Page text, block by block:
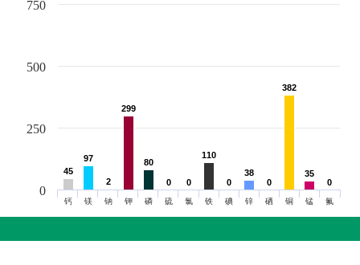
45
45
97
97
2
2
299
299
80
80
0
0 0
0
110
110
0
0
38
38
0
0
382
382
35
35
0
0
钙 镁 钠 钾 磷 硫 氯 铁 碘 锌 硒 铜 锰 氟
0
250
500
750